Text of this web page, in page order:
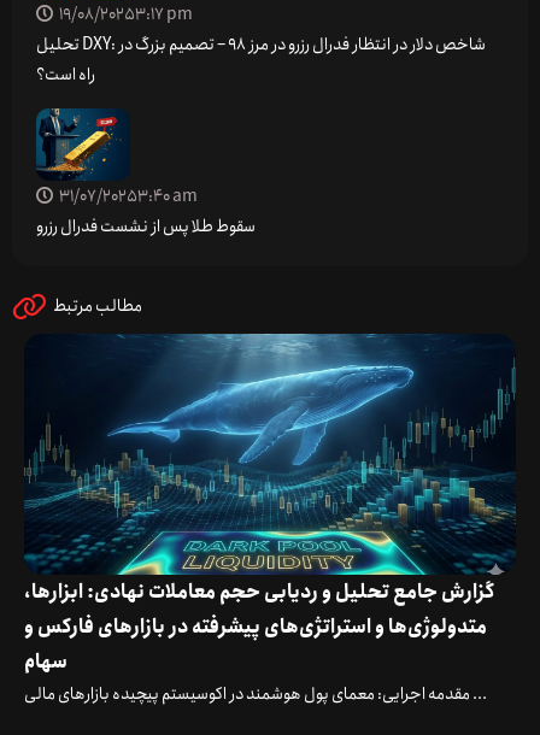
19/08/20253:17 pm
تحلیل DXY: شاخص دلار در انتظار فدرال رزرو در مرز 98 – تصمیم بزرگ در
راه است؟
31/07/20253:40 am
سقوط طلا پس از نشست فدرال رزرو
مطالب مرتبط
گزارش جامع تحلیل و ردیابی حجم معاملات نهادی: ابزارها،
متدولوژی‌ها و استراتژی‌های پیشرفته در بازارهای فارکس و
سهام
مقدمه اجرایی: معمای پول هوشمند در اکوسیستم پیچیده بازارهای مالی ...